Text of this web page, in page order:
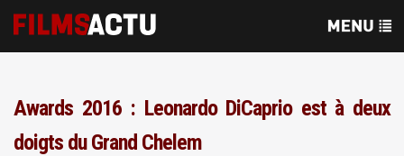
Awards 2016 : Leonardo DiCaprio est à deux
doigts du Grand Chelem